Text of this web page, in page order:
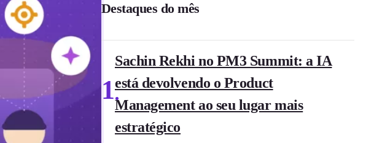
Destaques do mês
1
Sachin Rekhi no PM3 Summit: a IA
está devolvendo o Product
Management ao seu lugar mais
estratégico